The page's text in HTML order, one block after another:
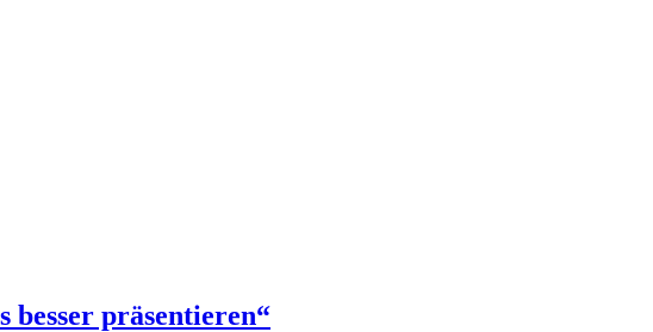
präsentieren“